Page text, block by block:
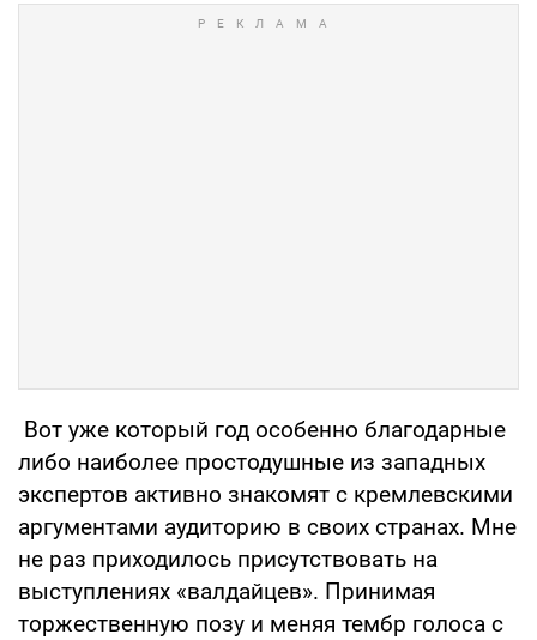
Вот уже который год особенно благодарные
либо наиболее простодушные из западных
экспертов активно знакомят с кремлевскими
аргументами аудиторию в своих странах. Мне
не раз приходилось присутствовать на
выступлениях «валдайцев». Принимая
торжественную позу и меняя тембр голоса с